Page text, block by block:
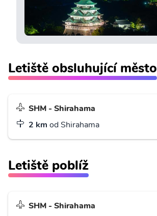
Letiště obsluhující město
SHM - Shirahama
2 km od Shirahama
Letiště poblíž
SHM - Shirahama